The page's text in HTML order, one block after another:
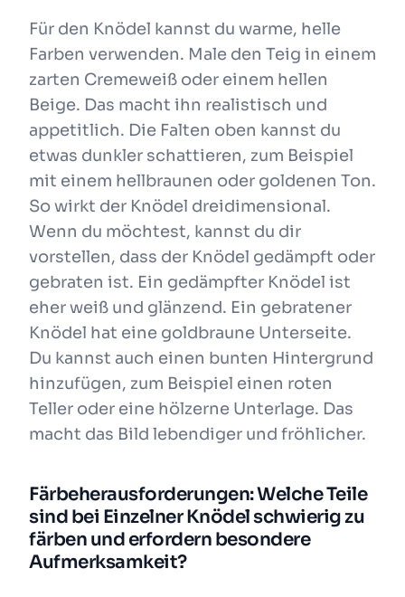
Für den Knödel kannst du warme, helle
Farben verwenden. Male den Teig in einem
zarten Cremeweiß oder einem hellen
Beige. Das macht ihn realistisch und
appetitlich. Die Falten oben kannst du
etwas dunkler schattieren, zum Beispiel
mit einem hellbraunen oder goldenen Ton.
So wirkt der Knödel dreidimensional.
Wenn du möchtest, kannst du dir
vorstellen, dass der Knödel gedämpft oder
gebraten ist. Ein gedämpfter Knödel ist
eher weiß und glänzend. Ein gebratener
Knödel hat eine goldbraune Unterseite.
Du kannst auch einen bunten Hintergrund
hinzufügen, zum Beispiel einen roten
Teller oder eine hölzerne Unterlage. Das
macht das Bild lebendiger und fröhlicher.
Färbeherausforderungen: Welche Teile
sind bei Einzelner Knödel schwierig zu
färben und erfordern besondere
Aufmerksamkeit?